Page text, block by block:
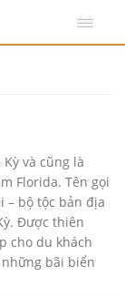
và cũng là
Florida. Tên gọi
– bộ tộc bản địa
Được thiên
cho du khách
bãi biển